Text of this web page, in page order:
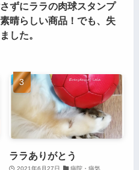
ずにララの肉球スタンプ
晴らしい商品！でも、失
した。
ララありがとう
2021年6月27日 病院・病気